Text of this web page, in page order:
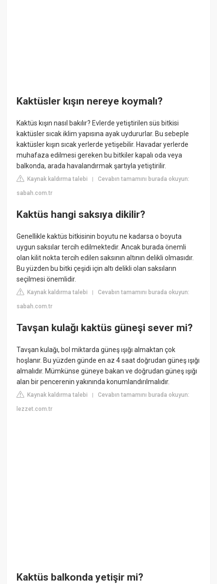
Kaktüsler kışın nereye koymalı?
Kaktüs kışın nasıl bakılır? Evlerde yetiştirilen süs bitkisi
kaktüsler sıcak iklim yapısına ayak uydururlar. Bu sebeple
kaktüsler kışın sıcak yerlerde yetişebilir. Havadar yerlerde
muhafaza edilmesi gereken bu bitkiler kapalı oda veya
balkonda, arada havalandırmak şartıyla yetiştirilir.
Kaynak kaldırma talebi |Cevabın tamamını burada okuyun:
sabah.com.tr
Kaktüs hangi saksıya dikilir?
Genellikle kaktüs bitkisinin boyutu ne kadarsa o boyuta
uygun saksılar tercih edilmektedir. Ancak burada önemli
olan kilit nokta tercih edilen saksının altının delikli olmasıdır.
Bu yüzden bu bitki çeşidi için altı delikli olan saksıların
seçilmesi önemlidir.
Kaynak kaldırma talebi |Cevabın tamamını burada okuyun:
sabah.com.tr
Tavşan kulağı kaktüs güneşi sever mi?
Tavşan kulağı, bol miktarda güneş ışığı almaktan çok
hoşlanır. Bu yüzden günde en az 4 saat doğrudan güneş ışığı
almalıdır. Mümkünse güneye bakan ve doğrudan güneş ışığı
alan bir pencerenin yakınında konumlandırılmalıdır.
Kaynak kaldırma talebi |Cevabın tamamını burada okuyun:
lezzet.com.tr
Kaktüs balkonda yetişir mi?